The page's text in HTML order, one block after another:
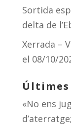
Sortida
delta de
Xerrada –
el 08/10/
«No ens